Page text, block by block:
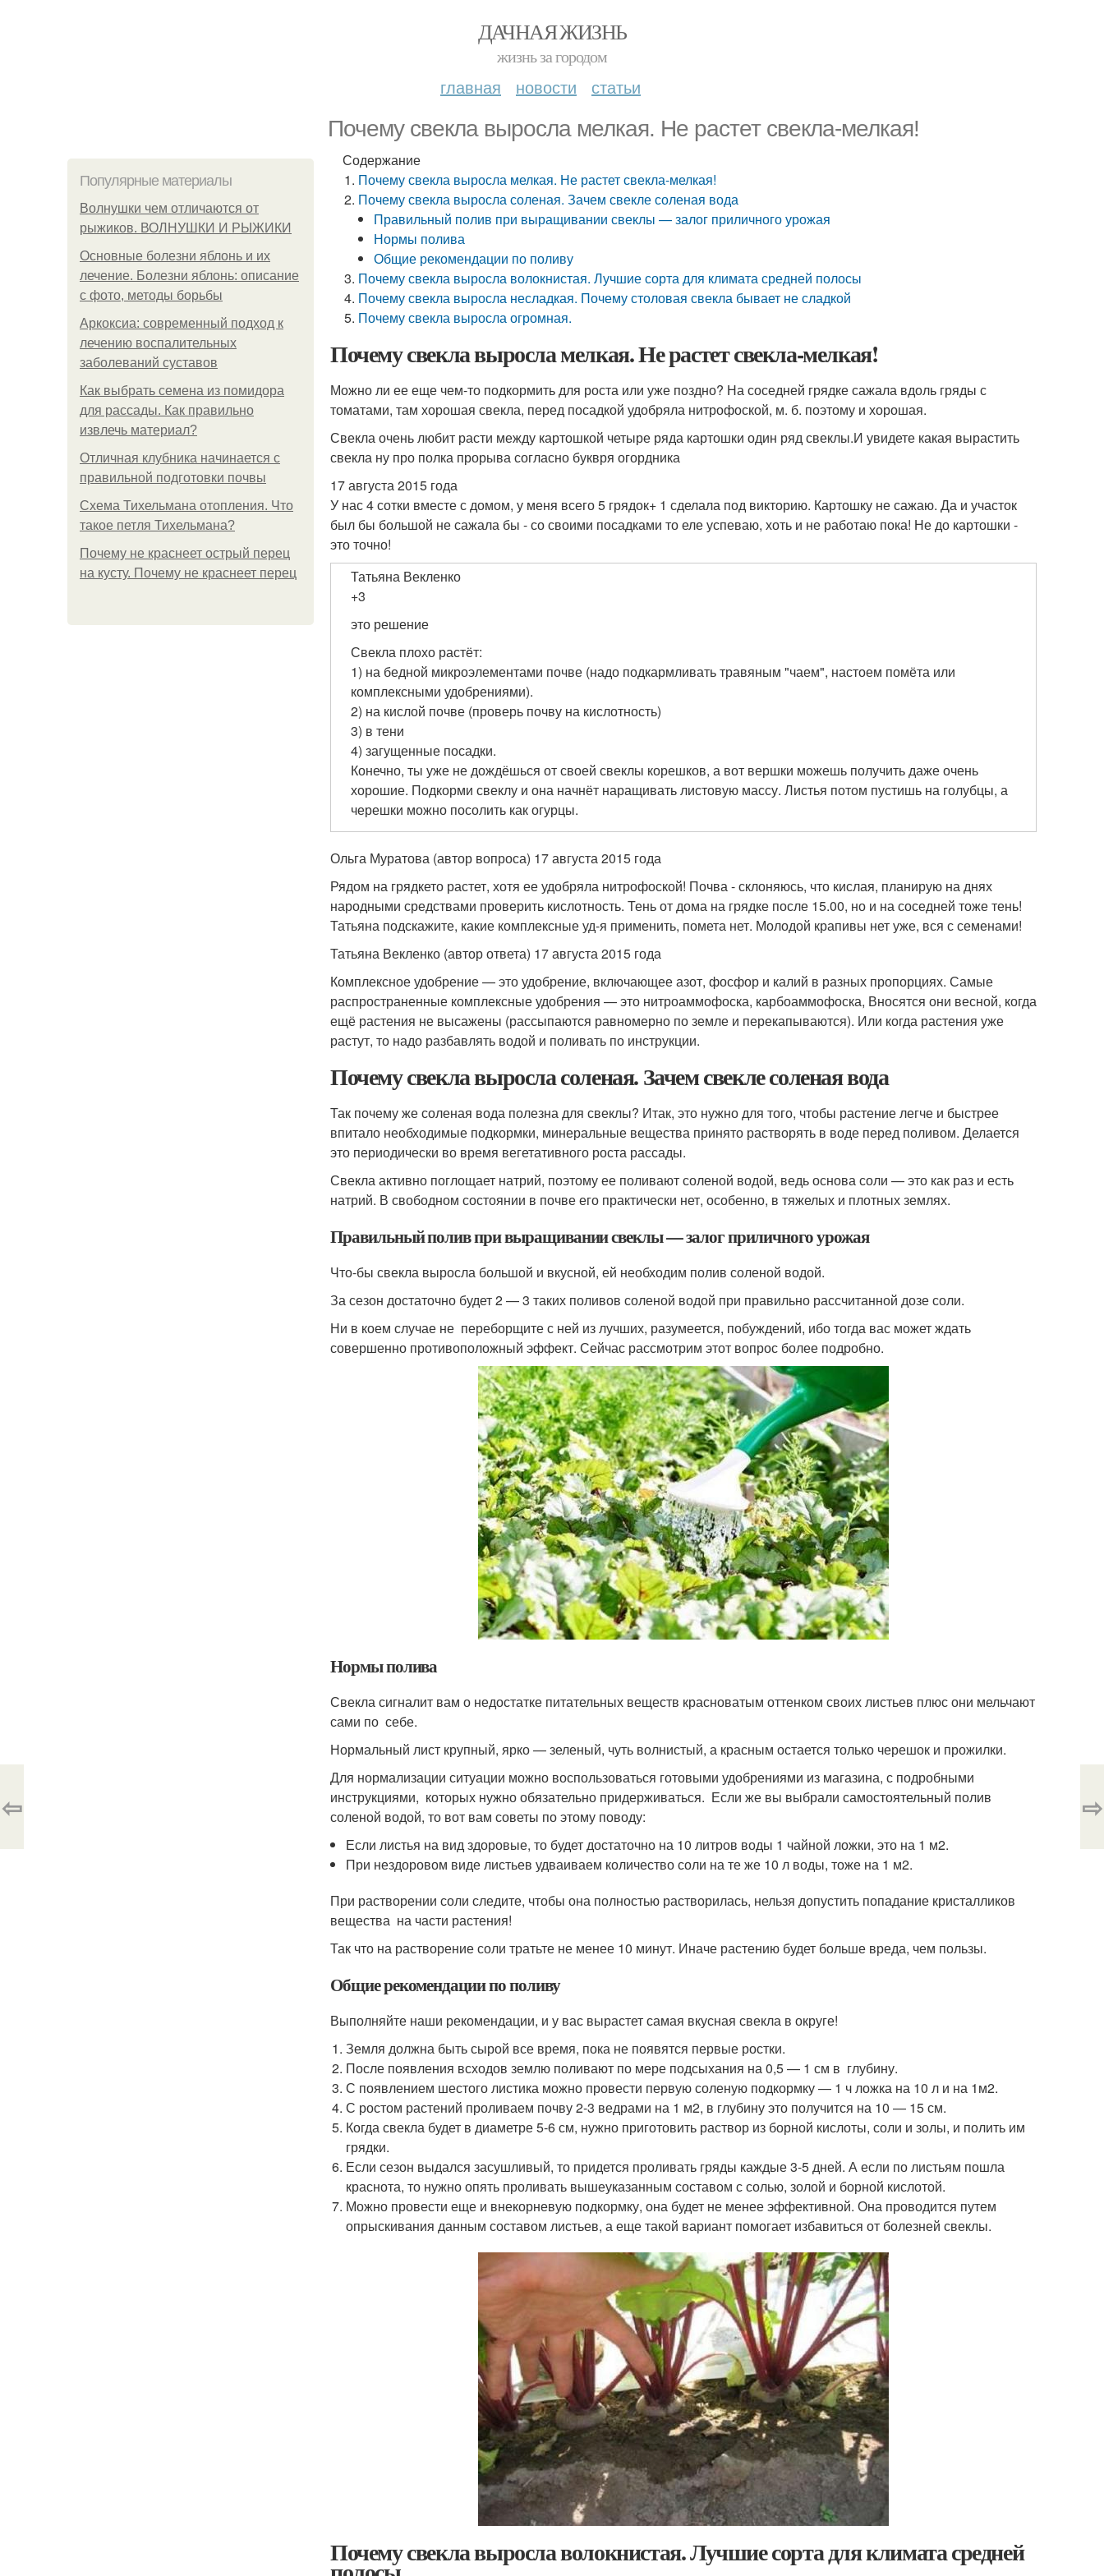
ДАЧНАЯ ЖИЗНЬ
жизнь за городом
главная новости статьи
Почему свекла выросла мелкая. Не растет свекла-мелкая!
Популярные материалы
Волнушки чем отличаются от
рыжиков. ВОЛНУШКИ И РЫЖИКИ
Основные болезни яблонь и их
лечение. Болезни яблонь: описание
с фото, методы борьбы
Аркоксиа: современный подход к
лечению воспалительных
заболеваний суставов
Как выбрать семена из помидора
для рассады. Как правильно
извлечь материал?
Отличная клубника начинается с
правильной подготовки почвы
Схема Тихельмана отопления. Что
такое петля Тихельмана?
Почему не краснеет острый перец
на кусту. Почему не краснеет перец
Содержание
Почему свекла выросла мелкая. Не растет свекла-мелкая!
Почему свекла выросла соленая. Зачем свекле соленая вода
Правильный полив при выращивании свеклы — залог приличного урожая
Нормы полива
Общие рекомендации по поливу
Почему свекла выросла волокнистая. Лучшие сорта для климата средней полосы
Почему свекла выросла несладкая. Почему столовая свекла бывает не сладкой
Почему свекла выросла огромная.
Почему свекла выросла мелкая. Не растет свекла-мелкая!
Можно ли ее еще чем-то подкормить для роста или уже поздно? На соседней грядке сажала вдоль гряды с
томатами, там хорошая свекла, перед посадкой удобряла нитрофоской, м. б. поэтому и хорошая.
Свекла очень любит расти между картошкой четыре ряда картошки один ряд свеклы.И увидете какая вырастить
свекла ну про полка прорыва согласно буквря огордника
17 августа 2015 года
У нас 4 сотки вместе с домом, у меня всего 5 грядок+ 1 сделала под викторию. Картошку не сажаю. Да и участок
был бы большой не сажала бы - со своими посадками то еле успеваю, хоть и не работаю пока! Не до картошки -
это точно!
Татьяна Векленко
+3
это решение
Свекла плохо растёт:
1) на бедной микроэлементами почве (надо подкармливать травяным "чаем", настоем помёта или
комплексными удобрениями).
2) на кислой почве (проверь почву на кислотность)
3) в тени
4) загущенные посадки.
Конечно, ты уже не дождёшься от своей свеклы корешков, а вот вершки можешь получить даже очень
хорошие. Подкорми свеклу и она начнёт наращивать листовую массу. Листья потом пустишь на голубцы, а
черешки можно посолить как огурцы.
Ольга Муратова (автор вопроса) 17 августа 2015 года
Рядом на грядкето растет, хотя ее удобряла нитрофоской! Почва - склоняюсь, что кислая, планирую на днях
народными средствами проверить кислотность. Тень от дома на грядке после 15.00, но и на соседней тоже тень!
Татьяна подскажите, какие комплексные уд-я применить, помета нет. Молодой крапивы нет уже, вся с семенами!
Татьяна Векленко (автор ответа) 17 августа 2015 года
Комплексное удобрение — это удобрение, включающее азот, фосфор и калий в разных пропорциях. Самые
распространенные комплексные удобрения — это нитроаммофоска, карбоаммофоска, Вносятся они весной, когда
ещё растения не высажены (рассыпаются равномерно по земле и перекапываются). Или когда растения уже
растут, то надо разбавлять водой и поливать по инструкции.
Почему свекла выросла соленая. Зачем свекле соленая вода
Так почему же соленая вода полезна для свеклы? Итак, это нужно для того, чтобы растение легче и быстрее
впитало необходимые подкормки, минеральные вещества принято растворять в воде перед поливом. Делается
это периодически во время вегетативного роста рассады.
Свекла активно поглощает натрий, поэтому ее поливают соленой водой, ведь основа соли — это как раз и есть
натрий. В свободном состоянии в почве его практически нет, особенно, в тяжелых и плотных землях.
Правильный полив при выращивании свеклы — залог приличного урожая
Что-бы свекла выросла большой и вкусной, ей необходим полив соленой водой.
За сезон достаточно будет 2 — 3 таких поливов соленой водой при правильно рассчитанной дозе соли.
Ни в коем случае не переборщите с ней из лучших, разумеется, побуждений, ибо тогда вас может ждать
совершенно противоположный эффект. Сейчас рассмотрим этот вопрос более подробно.
Нормы полива
Свекла сигналит вам о недостатке питательных веществ красноватым оттенком своих листьев плюс они мельчают
сами по себе.
Нормальный лист крупный, ярко — зеленый, чуть волнистый, а красным остается только черешок и прожилки.
Для нормализации ситуации можно воспользоваться готовыми удобрениями из магазина, с подробными
инструкциями, которых нужно обязательно придерживаться. Если же вы выбрали самостоятельный полив
соленой водой, то вот вам советы по этому поводу:
Если листья на вид здоровые, то будет достаточно на 10 литров воды 1 чайной ложки, это на 1 м2.
При нездоровом виде листьев удваиваем количество соли на те же 10 л воды, тоже на 1 м2.
При растворении соли следите, чтобы она полностью растворилась, нельзя допустить попадание кристалликов
вещества на части растения!
Так что на растворение соли тратьте не менее 10 минут. Иначе растению будет больше вреда, чем пользы.
Общие рекомендации по поливу
Выполняйте наши рекомендации, и у вас вырастет самая вкусная свекла в округе!
Земля должна быть сырой все время, пока не появятся первые ростки.
После появления всходов землю поливают по мере подсыхания на 0,5 — 1 см в глубину.
С появлением шестого листика можно провести первую соленую подкормку — 1 ч ложка на 10 л и на 1м2.
С ростом растений проливаем почву 2-3 ведрами на 1 м2, в глубину это получится на 10 — 15 см.
Когда свекла будет в диаметре 5-6 см, нужно приготовить раствор из борной кислоты, соли и золы, и полить им
грядки.
Если сезон выдался засушливый, то придется проливать гряды каждые 3-5 дней. А если по листьям пошла
краснота, то нужно опять проливать вышеуказанным составом с солью, золой и борной кислотой.
Можно провести еще и внекорневую подкормку, она будет не менее эффективной. Она проводится путем
опрыскивания данным составом листьев, а еще такой вариант помогает избавиться от болезней свеклы.
Почему свекла выросла волокнистая. Лучшие сорта для климата средней
⇦ ⇨